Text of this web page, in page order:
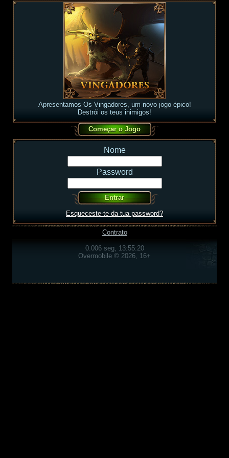
Apresentamos Os Vingadores, um novo jogo épico!
Destrói os teus inimigos!
Nome
Password
Esqueceste-te da tua password?
Contrato
0.006 seg, 13:55:20
Overmobile © 2026, 16+